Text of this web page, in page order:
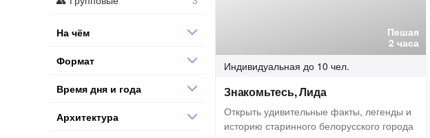
Пешая
2 часа
Индивидуальная до 10 чел.
Знакомьтесь, Лида
Открыть удивительные факты, легенды и
историю старинного белорусского города
На чём
Формат
Время дня и года
Архитектура